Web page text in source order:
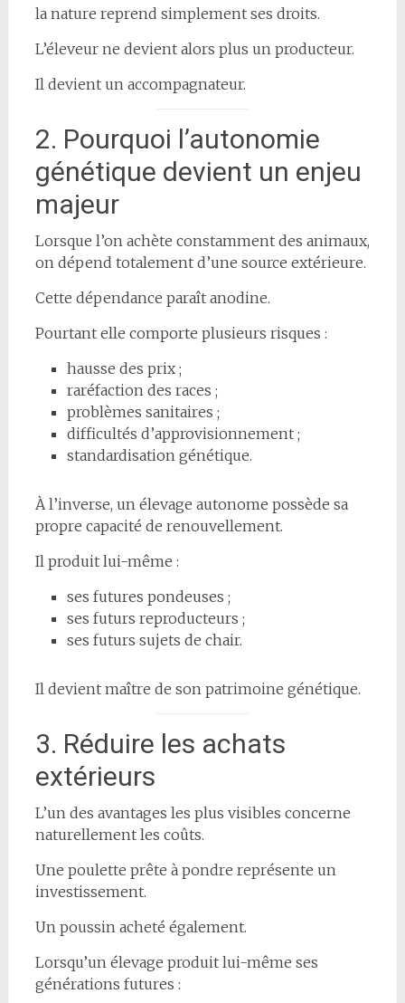
la nature reprend simplement ses droits.
L’éleveur ne devient alors plus un producteur.
Il devient un accompagnateur.
2. Pourquoi l’autonomie
génétique devient un enjeu
majeur
Lorsque l’on achète constamment des animaux,
on dépend totalement d’une source extérieure.
Cette dépendance paraît anodine.
Pourtant elle comporte plusieurs risques :
hausse des prix ;
raréfaction des races ;
problèmes sanitaires ;
difficultés d’approvisionnement ;
standardisation génétique.
À l’inverse, un élevage autonome possède sa
propre capacité de renouvellement.
Il produit lui-même :
ses futures pondeuses ;
ses futurs reproducteurs ;
ses futurs sujets de chair.
Il devient maître de son patrimoine génétique.
3. Réduire les achats
extérieurs
L’un des avantages les plus visibles concerne
naturellement les coûts.
Une poulette prête à pondre représente un
investissement.
Un poussin acheté également.
Lorsqu’un élevage produit lui-même ses
générations futures :